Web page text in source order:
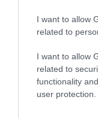
I want to allow
related to
I want to allow
related to
functionality
user protection.
Περιορίζει
Θάλασσα
ΠΟΛΙΤΙΚΗ